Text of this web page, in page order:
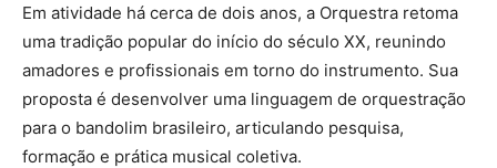
Em atividade há cerca de dois anos, a Orquestra retoma
uma tradição popular do início do século XX, reunindo
amadores e profissionais em torno do instrumento. Sua
proposta é desenvolver uma linguagem de orquestração
para o bandolim brasileiro, articulando pesquisa,
formação e prática musical coletiva.